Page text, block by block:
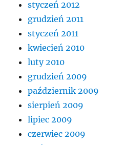
styczeń 2012
grudzień 2011
styczeń 2011
kwiecień 2010
luty 2010
grudzień 2009
październik 2009
sierpień 2009
lipiec 2009
czerwiec 2009